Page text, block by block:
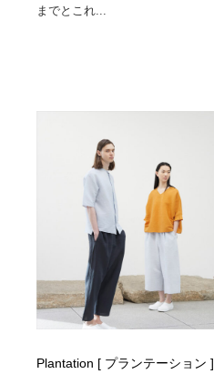
までとこれ...
Plantation [ プランテーション ]